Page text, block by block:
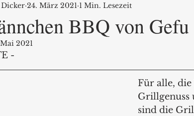
Intro
BBQ von Gefu
24. März 2021 1 Min. Lesezeit
Mai 2021
-
Für alle,
Grillgenuss
sind die